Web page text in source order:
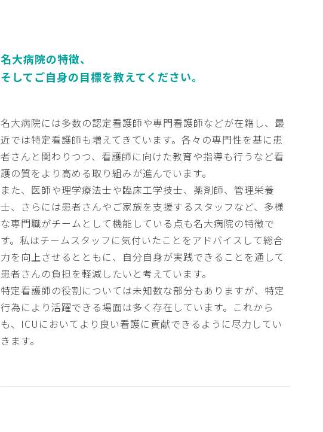
名大病院の特徴、
そしてご自身の目標を教えてください。
名大病院には多数の認定看護師や専門看護師などが在籍し、最
近では特定看護師も増えてきています。各々の専門性を基に患
者さんと関わりつつ、看護師に向けた教育や指導も行うなど看
護の質をより高める取り組みが進んでいます。
また、医師や理学療法士や臨床工学技士、薬剤師、管理栄養
士、さらには患者さんやご家族を支援するスタッフなど、多様
な専門職がチームとして機能している点も名大病院の特徴で
す。私はチームスタッフに気付いたことをアドバイスして総合
力を向上させるとともに、自分自身が実践できることを通して
患者さんの負担を軽減したいと考えています。
特定看護師の役割については未知数な部分もありますが、特定
行為により活躍できる場面は多く存在しています。これから
も、ICUにおいてより良い看護に貢献できるように尽力してい
きます。